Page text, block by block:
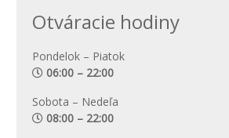
Otváracie hodiny
Pondelok – Piatok
06:00 – 22:00
Sobota – Nedeľa
08:00 – 22:00